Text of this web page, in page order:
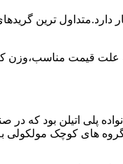
از آن استفاده می شود و مقدار 85 درصد بازار
علت قیمت مناسب،وزن
نمود.پلی اتیلن سبک نخستین عضو
های کوچک مولکولی